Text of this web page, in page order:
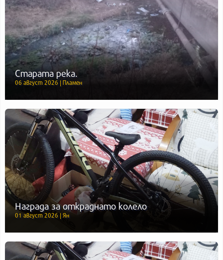
Старата река.
06 август 2026 | Пламен
Награда за откраднато колело
01 август 2026 | Ян